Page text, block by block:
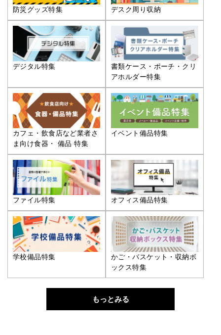
防災グッズ特集 デスク周り収納
デジタル特集
書類ケース・ポーチ・クリ
アホルダー特集
カフェ・飲食店など業者さ
ま向け食器・ 備品 特集
イベント備品特集
ファイル特集 オフィス備品特集
学校備品特集
かご・バスケット・収納ボ
ックス特集
もっとみる